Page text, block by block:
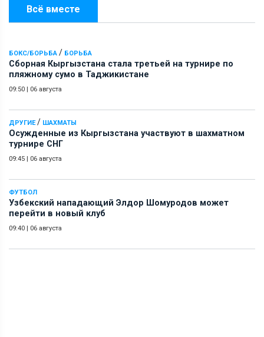
Всё вместе
БОКС/БОРЬБА / БОРЬБА
Сборная Кыргызстана стала третьей на турнире по
пляжному сумо в Таджикистане
09:50 | 06 августа
ДРУГИЕ/ ШАХМАТЫ
Осужденные из Кыргызстана участвуют в шахматном
турнире СНГ
09:45 | 06 августа
ФУТБОЛ
Узбекский нападающий Элдор Шомуродов может
перейти в новый клуб
09:40 | 06 августа